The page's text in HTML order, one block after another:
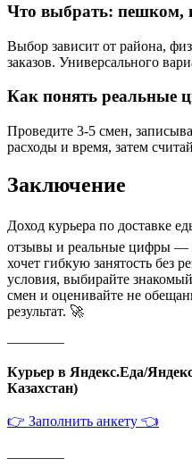
Что выбрать: пешком,
Выбор зависит от района,
заказов. Универсального
Как понять реальные
Проведите 3-5 смен,
расходы и время, затем
Заключение
Доход курьера по доставке
отзывы и реальные цифры —
хочет гибкую занятость без
условия, выбирайте
смен и оценивайте не
результат. 🚀
————
Курьер в Яндекс.Еда/
Казахстан)
👉 Заполнить анкету 👈
————